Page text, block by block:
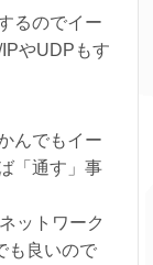
るのでイー
やUDPもす
んでもイー
「通す」事
ットワーク
も良いので